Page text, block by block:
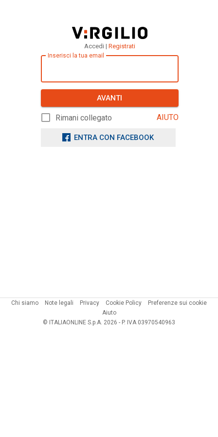
Accedi | Registrati
Inserisci la tua email
AVANTI
Rimani collegato AIUTO
ENTRA CON FACEBOOK
Chi siamo Note legali Privacy Cookie Policy
Preferenze sui cookie
Aiuto
© ITALIAONLINE S.p.A. 2026 - P. IVA 03970540963